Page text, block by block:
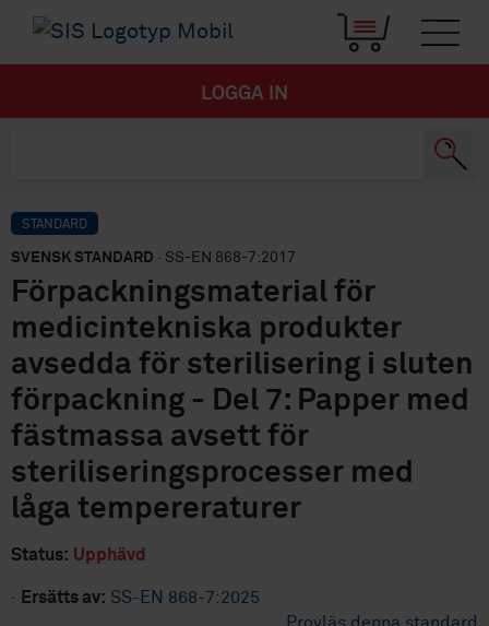
LOGGA IN
STANDARD
SVENSK STANDARD · SS-EN 868-7:2017
Förpackningsmaterial för
medicintekniska produkter
avsedda för sterilisering i sluten
förpackning - Del 7: Papper med
fästmassa avsett för
steriliseringsprocesser med
låga tempereraturer
Status: Upphävd
· Ersätts av: SS-EN 868-7:2025